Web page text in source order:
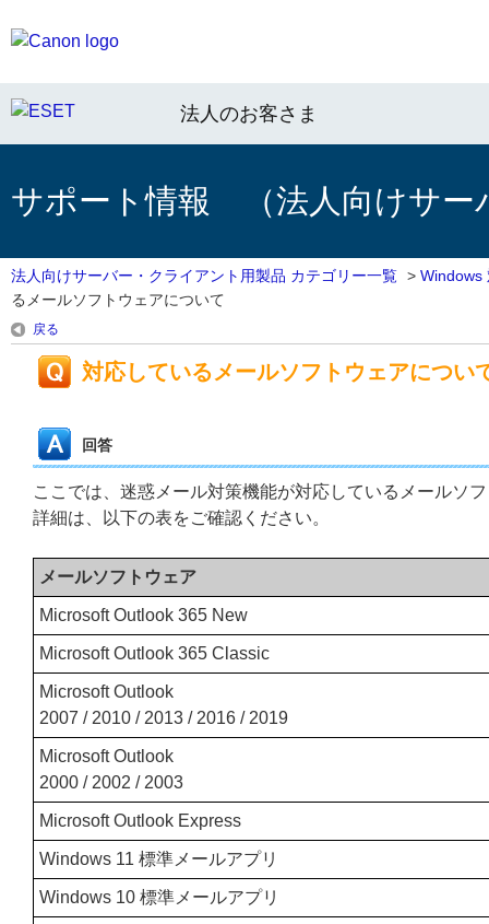
法人のお客さま
サポート情報 （法人向けサー
法人向けサーバー・クライアント用製品 カテゴリー一覧 > Windows
るメールソフトウェアについて
戻る
対応しているメールソフトウェアについ
回答
ここでは、迷惑メール対策機能が対応しているメールソ
詳細は、以下の表をご確認ください。
メールソフトウェア
Microsoft Outlook 365 New
Microsoft Outlook 365 Classic
Microsoft Outlook
2007 / 2010 / 2013 / 2016 / 2019
Microsoft Outlook
2000 / 2002 / 2003
Microsoft Outlook Express
Windows 11 標準メールアプリ
Windows 10 標準メールアプリ